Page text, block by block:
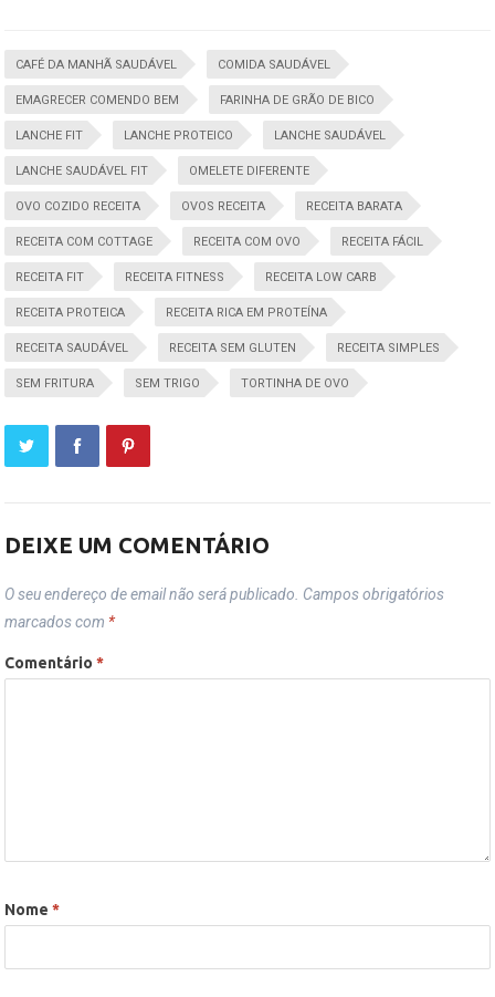
CAFÉ DA MANHÃ SAUDÁVEL COMIDA SAUDÁVEL
EMAGRECER COMENDO BEM FARINHA DE GRÃO DE BICO
LANCHE FIT LANCHE PROTEICO LANCHE SAUDÁVEL
LANCHE SAUDÁVEL FIT OMELETE DIFERENTE
OVO COZIDO RECEITA OVOS RECEITA RECEITA BARATA
RECEITA COM COTTAGE RECEITA COM OVO RECEITA FÁCIL
RECEITA FIT RECEITA FITNESS RECEITA LOW CARB
RECEITA PROTEICA RECEITA RICA EM PROTEÍNA
RECEITA SAUDÁVEL RECEITA SEM GLUTEN RECEITA SIMPLES
SEM FRITURA SEM TRIGO TORTINHA DE OVO
DEIXE UM COMENTÁRIO
O seu endereço de email não será publicado. Campos obrigatórios
marcados com *
Comentário*
Nome*